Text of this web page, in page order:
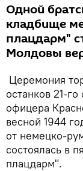
Одной
кладбище
плацдарм"
Молдовы
Церемония
останков 21-
офицера
весной 1944
от немецко-
состоялась в
плацдарм".